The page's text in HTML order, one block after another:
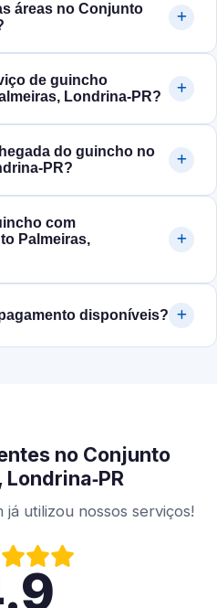
áreas no Conjunto
de guincho
Londrina‑PR?
do guincho no
com
Palmeiras,
disponíveis?
no Conjunto
utilizou nossos serviços!